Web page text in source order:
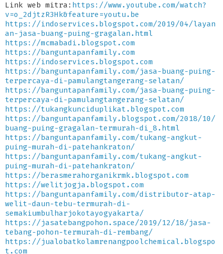
Link web mitra: https://www.youtube.com/watch?
v=o_2djtzR3Hk&feature=youtu.be
https://indoservices.blogspot.com/2019/04/layan
an-jasa-buang-puing-gragalan.html
https://mcmabadi.blogspot.com
https://banguntapanfamily.com
https://indoservices.blogspot.com
https://banguntapanfamily.com/jasa-buang-puing-
terpercaya-di-pamulangtangerang-selatan/
https://banguntapanfamily.com/jasa-buang-puing-
terpercaya-di-pamulangtangerang-selatan/
https://tukangkunciduplikat.blogspot.com
https://banguntapanfamily.blogspot.com/2018/10/
buang-puing-gragalan-termurah-di_8.html
https://banguntapanfamily.com/tukang-angkut-
puing-murah-di-patehankraton/
https://banguntapanfamily.com/tukang-angkut-
puing-murah-di-patehankraton/
https://berasmerahorganikrmk.blogspot.com
https://welitjogja.blogspot.com
https://banguntapanfamily.com/distributor-atap-
welit-daun-tebu-termurah-di-
semakiumbulharjokotayogyakarta/
https://jasatebangpohon.space/2019/12/18/jasa-
tebang-pohon-termurah-di-rembang/
https://jualobatkolamrenangpoolchemical.blogspo
t.com